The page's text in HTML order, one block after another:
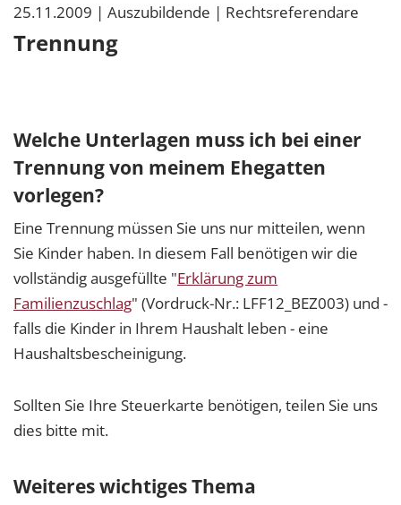
25.11.2009 | Auszubildende | Rechtsreferendare
Trennung
Welche Unterlagen muss ich bei einer
Trennung von meinem Ehegatten
vorlegen?
Eine Trennung müssen Sie uns nur mitteilen, wenn
Sie Kinder haben. In diesem Fall benötigen wir die
vollständig ausgefüllte "Erklärung zum
Familienzuschlag" (Vordruck-Nr.: LFF12_BEZ003) und -
falls die Kinder in Ihrem Haushalt leben - eine
Haushaltsbescheinigung.
Sollten Sie Ihre Steuerkarte benötigen, teilen Sie uns
dies bitte mit.
Weiteres wichtiges Thema